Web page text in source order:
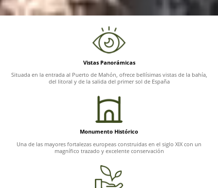
Vistas Panorámicas
Situada en la entrada al Puerto de Mahón, ofrece bellísimas vistas de la bahía,
del litoral y de la salida del primer sol de España
Monumento Histórico
Una de las mayores fortalezas europeas construidas en el siglo XIX con un
magnífico trazado y excelente conservación